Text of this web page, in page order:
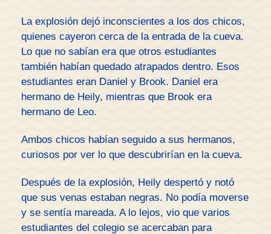
La explosión dejó inconscientes a los dos chicos,
quienes cayeron cerca de la entrada de la cueva.
Lo que no sabían era que otros estudiantes
también habían quedado atrapados dentro. Esos
estudiantes eran Daniel y Brook. Daniel era
hermano de Heily, mientras que Brook era
hermano de Leo.
Ambos chicos habían seguido a sus hermanos,
curiosos por ver lo que descubrirían en la cueva.
Después de la explosión, Heily despertó y notó
que sus venas estaban negras. No podía moverse
y se sentía mareada. A lo lejos, vio que varios
estudiantes del colegio se acercaban para